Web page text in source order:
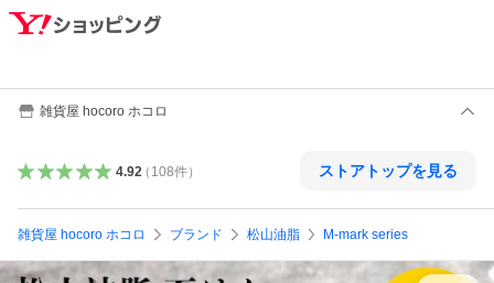
雑貨屋 hocoro ホコロ
4.92（ 108件） ストアトップを見る
雑貨屋 hocoro ホコロ ブランド 松山油脂 M-mark series